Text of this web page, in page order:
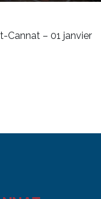
Cannat – 01 janvier